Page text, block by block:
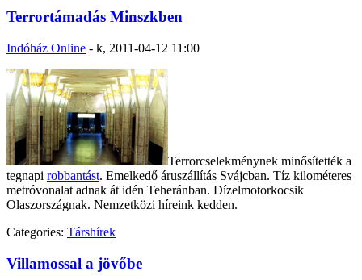
Terrortámadás Minszkben
Indóház Online - k, 2011-04-12 11:00
Terrorcselekménynek minősítették a
tegnapi robbantást. Emelkedő áruszállítás Svájcban. Tíz kilométeres
metróvonalat adnak át idén Teheránban. Dízelmotorkocsik
Olaszországnak. Nemzetközi híreink kedden.
Categories: Társhírek
Villamossal a jövőbe